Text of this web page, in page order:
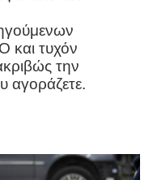
και τυχόν
την
αγοράζετε.